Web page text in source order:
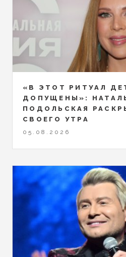
«В ЭТОТ РИТУАЛ
ДОПУЩЕНЫ»:
ПОДОЛЬСКАЯ
СВОЕГО УТРА
05.08.2026